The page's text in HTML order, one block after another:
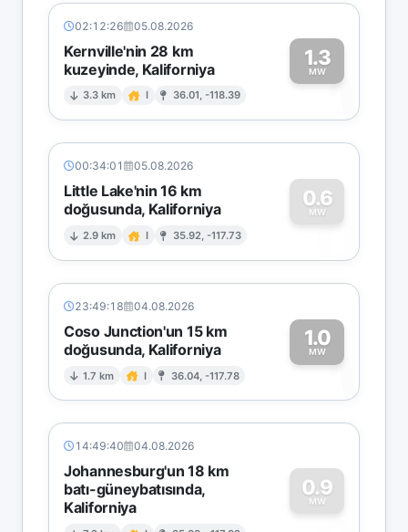
02:12:26 05.08.2026
Kernville'nin 28 km
kuzeyinde, Kaliforniya
3.3 km I 36.01, -118.39
1.3
MW1
00:34:01 05.08.2026
Little Lake'nin 16 km
doğusunda, Kaliforniya
2.9 km I 35.92, -117.73
0.6
MW
0
23:49:18 04.08.2026
Coso Junction'un 15 km
doğusunda, Kaliforniya
1.7 km I 36.04, -117.78
1.0
MW1
14:49:40 04.08.2026
Johannesburg'un 18 km
batı-güneybatısında,
Kaliforniya
0.9
MW